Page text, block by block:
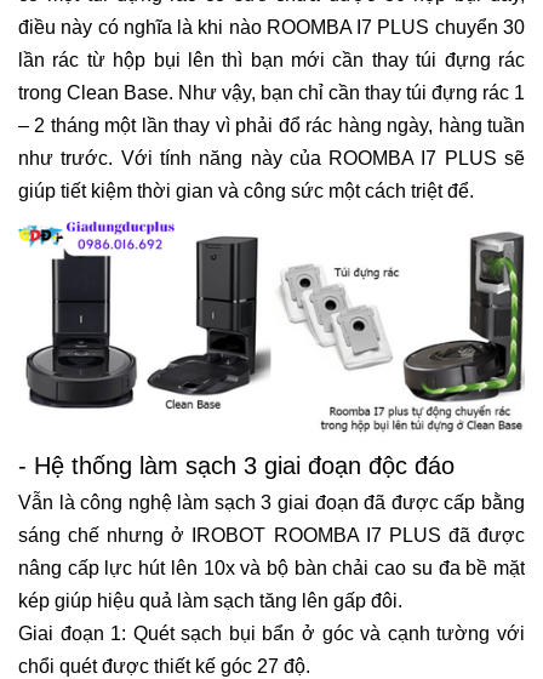
điều này có nghĩa là khi nào ROOMBA I7 PLUS chuyển 30
lần rác từ hộp bụi lên thì bạn mới cần thay túi đựng rác
trong Clean Base. Như vậy, bạn chỉ cần thay túi đựng rác 1
– 2 tháng một lần thay vì phải đổ rác hàng ngày, hàng tuần
như trước. Với tính năng này của ROOMBA I7 PLUS sẽ
giúp tiết kiệm thời gian và công sức một cách triệt để.
- Hệ thống làm sạch 3 giai đoạn độc đáo
Vẫn là công nghệ làm sạch 3 giai đoạn đã được cấp bằng
sáng chế nhưng ở IROBOT ROOMBA I7 PLUS đã được
nâng cấp lực hút lên 10x và bộ bàn chải cao su đa bề mặt
kép giúp hiệu quả làm sạch tăng lên gấp đôi.
Giai đoạn 1: Quét sạch bụi bẩn ở góc và cạnh tường với
chổi quét được thiết kế góc 27 độ.